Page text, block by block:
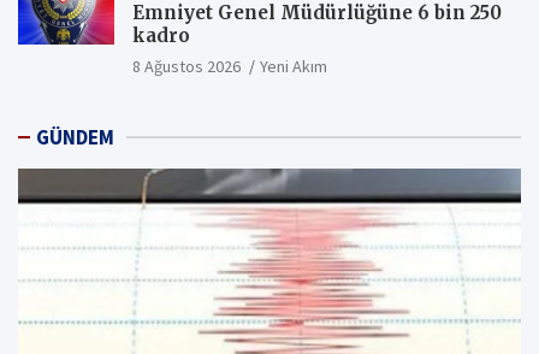
Emniyet Genel Müdürlüğüne 6 bin 250
kadro
8 Ağustos 2026 Yeni Akım
GÜNDEM